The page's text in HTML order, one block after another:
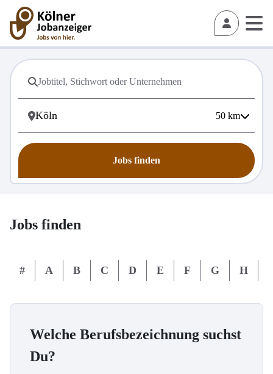
50 km
Jobs finden
Jobs finden
# A B C D E F G H
Welche Berufsbezeichnung suchst
Du?